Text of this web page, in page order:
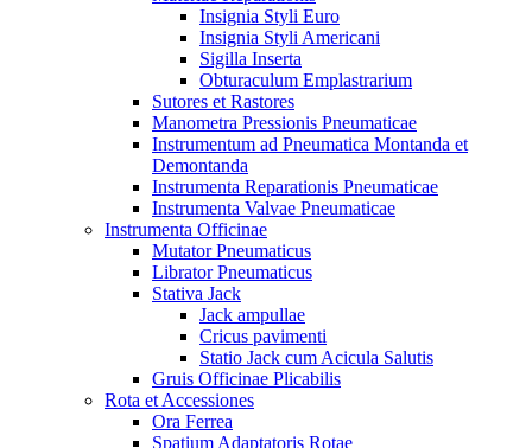
Insignia Styli Euro
Insignia Styli Americani
Sigilla Inserta
Obturaculum Emplastrarium
Sutores et Rastores
Manometra Pressionis Pneumaticae
Instrumentum ad Pneumatica Montanda et
Demontanda
Instrumenta Reparationis Pneumaticae
Instrumenta Valvae Pneumaticae
Instrumenta Officinae
Mutator Pneumaticus
Librator Pneumaticus
Stativa Jack
Jack ampullae
Cricus pavimenti
Statio Jack cum Acicula Salutis
Gruis Officinae Plicabilis
Rota et Accessiones
Ora Ferrea
Spatium Adaptatoris Rotae